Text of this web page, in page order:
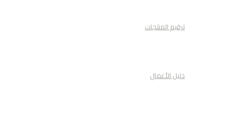
ترقيم المنتجات
دليل الأعمال